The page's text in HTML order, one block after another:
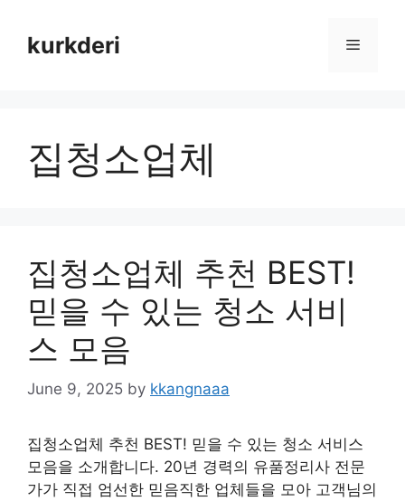
contentkurkderi Menu
집청소업체
집청소업체 추천 BEST!
믿을 수 있는 청소 서비
스 모음
June 9, 2025 by kkangnaaa
집청소업체 추천 BEST! 믿을 수 있는 청소 서비스
모음을 소개합니다. 20년 경력의 유품정리사 전문
가가 직접 엄선한 믿음직한 업체들을 모아 고객님의